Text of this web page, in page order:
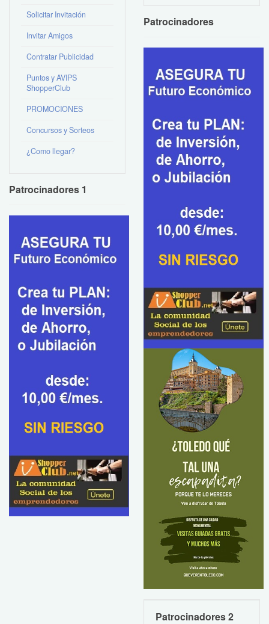
Solicitar Invitación
Invitar Amigos
Contratar Publicidad
Puntos y AVIPS
ShopperClub
PROMOCIONES
Concursos y Sorteos
¿Como llegar?
Patrocinadores 1
Patrocinadores
Patrocinadores 2